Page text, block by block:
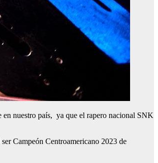
en nuestro país, ya que el rapero nacional SNK
Campeón Centroamericano 2023 de